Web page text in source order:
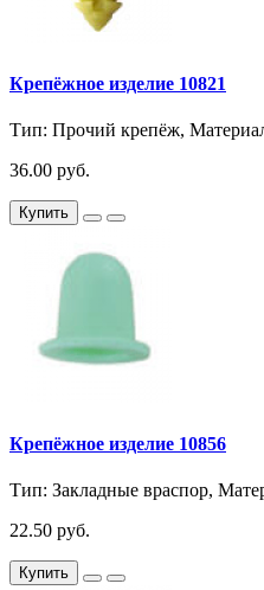
Крепёжное изделие 10821
Тип: Прочий крепёж,
36.00 руб.
Купить
Крепёжное изделие 10856
Тип: Закладные враспор,
22.50 руб.
Купить